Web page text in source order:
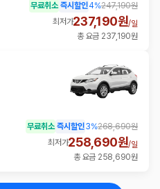
무료취소 즉시할인4%247,190원
최저가237,190원/일
총 요금 237,190원
무료취소 즉시할인3%268,690원
최저가258,690원/일
총 요금 258,690원